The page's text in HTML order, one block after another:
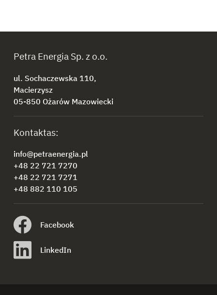
Petra Energia Sp. z o.o.
ul. Sochaczewska 110,
Macierzysz
05-850 Ożarów Mazowiecki
Kontaktas:
info@petraenergia.pl
+48 22 721 7270
+48 22 721 7271
+48 882 110 105
Facebook
LinkedIn